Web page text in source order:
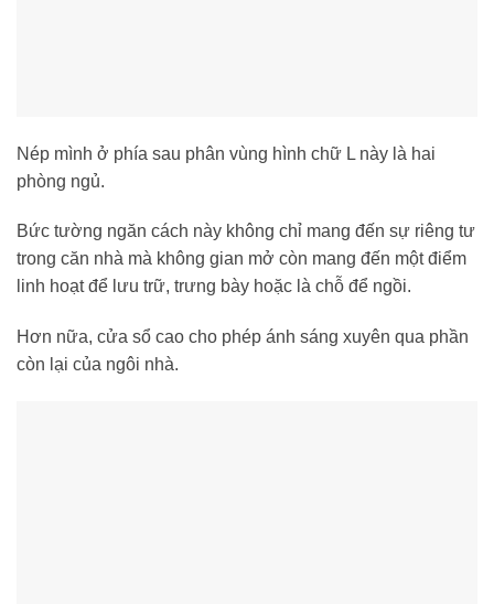
Nép mình ở phía sau phân vùng hình chữ L này là hai
phòng ngủ.
Bức tường ngăn cách này không chỉ mang đến sự riêng tư
trong căn nhà mà không gian mở còn mang đến một điểm
linh hoạt để lưu trữ, trưng bày hoặc là chỗ để ngồi.
Hơn nữa, cửa sổ cao cho phép ánh sáng xuyên qua phần
còn lại của ngôi nhà.